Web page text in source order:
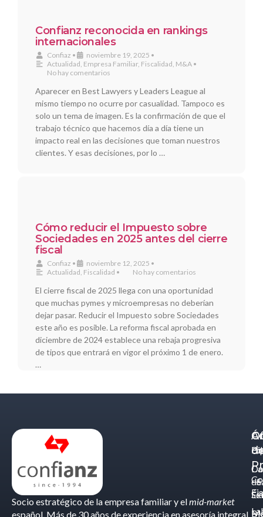
Confianz reconocida en rankings
internacionales
Confiaz • noviembre 19, 2025 •
Actualidad, Empresa Familiar, Fiscalidad, M&A •
No hay comentarios
Aparecer en Best Lawyers y Leaders League al
mismo tiempo no ocurre por casualidad. Tampoco es
solo un tema de imagen. Es la confirmación de que el
trabajo técnico que hacemos día a día tiene un
impacto real en las decisiones que toman nuestros
clientes. Y esas decisiones, por lo …
Cómo reducir el Impuesto sobre
Sociedades en 2025 antes del cierre
fiscal
Confiaz • noviembre 12, 2025 •
Actualidad, Fiscalidad • No hay comentarios
El cierre fiscal de 2025 llega con una oportunidad
que muchas pymes y microempresas no deberían
dejar pasar. Reducir el Impuesto sobre Sociedades
este año es posible. La reforma fiscal aprobada en
diciembre de 2024 establece una rebaja progresiva
de tipos que entrará en vigor el próximo 1 de enero.
…
Socio estratégico de la empresa familiar y elmid-market
español. Más de 30 años de experiencia en asesoría integral
de
-